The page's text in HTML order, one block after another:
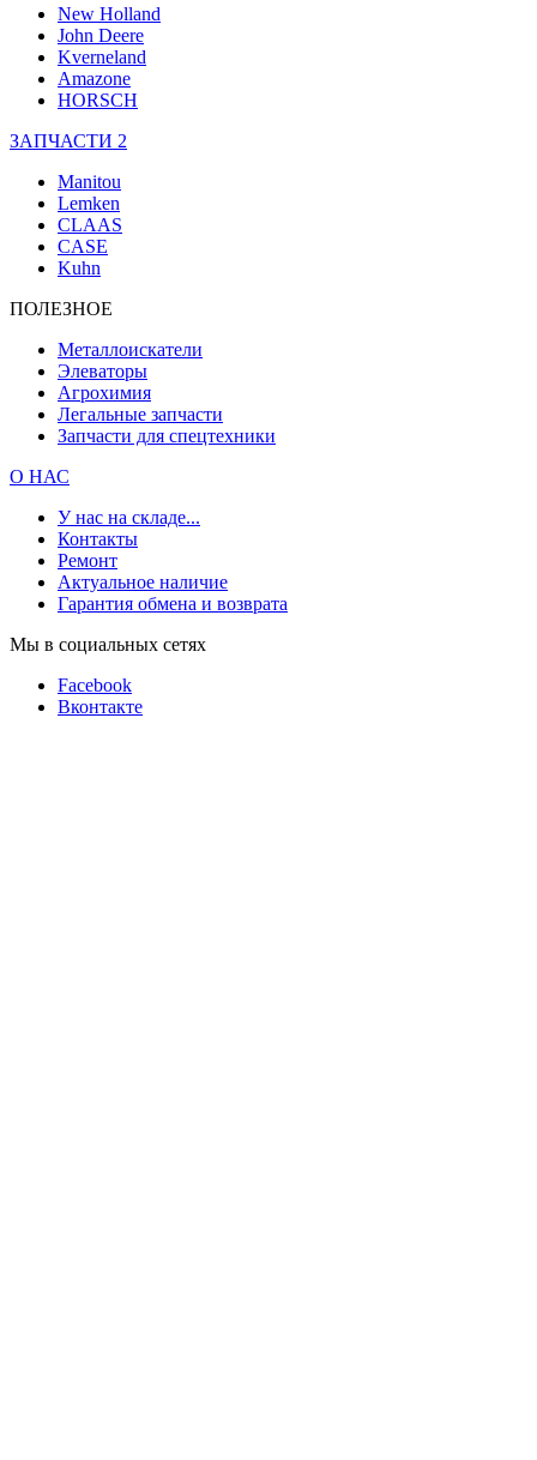
New Holland
John Deere
Kverneland
Amazone
HORSCH
ЗАПЧАСТИ 2
Manitou
Lemken
CLAAS
CASE
Kuhn
ПОЛЕЗНОЕ
Металлоискатели
Элеваторы
Агрохимия
Легальные запчасти
Запчасти для спецтехники
О НАС
У нас на складе...
Контакты
Ремонт
Актуальное наличие
Гарантия обмена и возврата
Мы в социальных сетях
Facebook
Вконтакте